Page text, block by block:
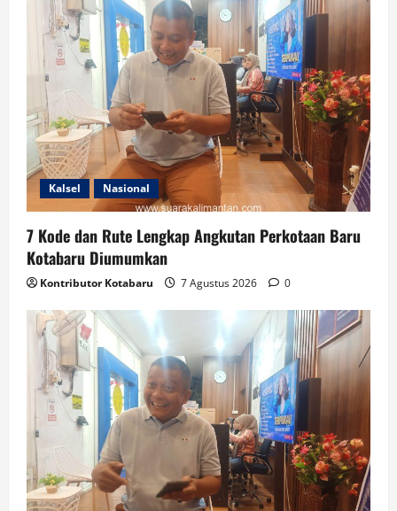
Kalsel Nasional
7 Kode dan Rute Lengkap Angkutan Perkotaan Baru
Kotabaru Diumumkan
Kontributor Kotabaru 7 Agustus 2026 0